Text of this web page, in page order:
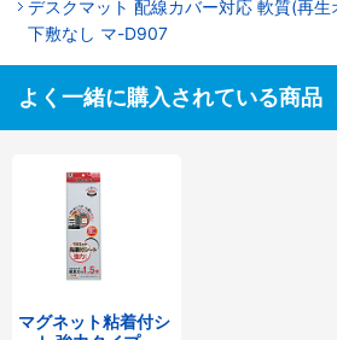
デスクマット 配線カバー対応 軟質(再
下敷なし マ-D907
よく一緒に購入されている商品
マグネット粘着付シ